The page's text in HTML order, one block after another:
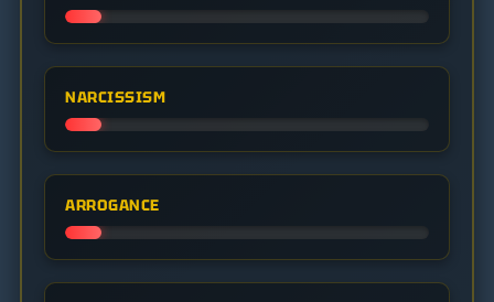
NARCISSISM
ARROGANCE